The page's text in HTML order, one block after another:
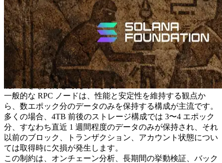
Solana RPC におけるヒストリカルデー
タ取得の構造的課題
Solana では、現在 1 エポックあたり 1〜2 日で約 500GB 規模
のデータが生成されています。このデータ量は年々増加して
おり、RPC ノードに求められるストレージ容量および I/O 性
能に大きな負荷を与えています。
一般的な RPC ノードは、性能と安定性を維持する観点か
ら、数エポック分のデータのみを保持する構成が主流です。
多くの場合、4TB 前後のストレージ構成では 3〜4 エポック
分、すなわち直近 1 週間程度のデータのみが保持され、それ
以前のブロック、トランザクション、アカウント状態につい
ては取得時に欠損が発生します。
この制約は、オンチェーン分析、長期間の挙動検証、バック